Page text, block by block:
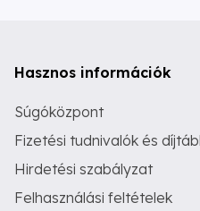
Hasznos információk
Súgóközpont
Fizetési tudnivalók és
Hirdetési szabályzat
Felhasználási feltételek